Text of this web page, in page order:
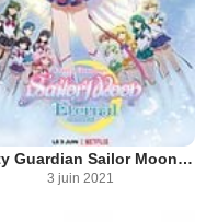
Pretty Guardian Sailor Moon Eternal - Le film
3 juin 2021